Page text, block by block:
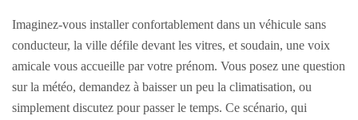
Imaginez-vous installer confortablement dans un véhicule sans
conducteur, la ville défile devant les vitres, et soudain, une voix
amicale vous accueille par votre prénom. Vous posez une question
sur la météo, demandez à baisser un peu la climatisation, ou
simplement discutez pour passer le temps. Ce scénario, qui